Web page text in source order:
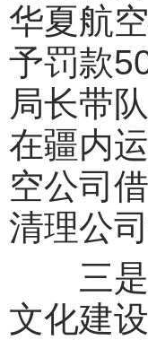
华夏航
予罚款
局长带
在疆内
空公司
清理公
三是加
文化建